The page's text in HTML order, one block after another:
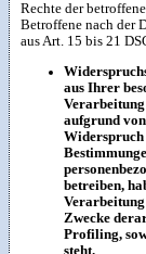
Rechte der
Betroffene nach der
aus Art. 15 bis 21
aus Ihrer
Verarbeitung
aufgrund
Widerspruch
betreiben,
Verarbeitung
Zwecke
Profiling,
steht.